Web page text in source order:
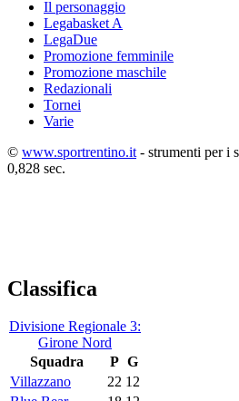
Il personaggio
Legabasket A
LegaDue
Promozione femminile
Promozione maschile
Redazionali
Tornei
Varie
© www.sportrentino.it - strumenti per i
0,828 sec.
Classifica
Divisione Regionale 3:
Girone Nord
Squadra
P G
Villazzano
22 12